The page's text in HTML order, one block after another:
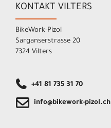
KONTAKT VILTERS
BikeWork-Pizol
Sarganserstrasse 20
7324 Vilters
+41 81 735 31 70
info@bikework-pizol.ch